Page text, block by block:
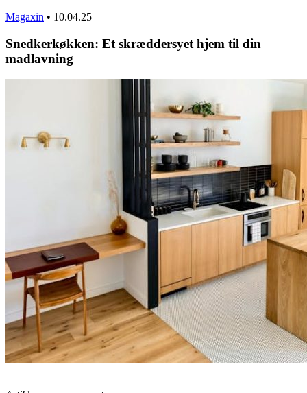
Magaxin • 10.04.25
Snedkerkøkken: Et skræddersyet hjem til din
madlavning